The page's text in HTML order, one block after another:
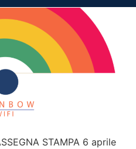
STAMPA 6 aprile